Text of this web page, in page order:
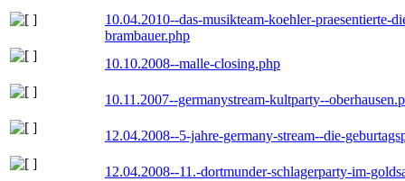
10.04.2010--das-musikteam-koehler-praesentierte-
brambauer.php
10.10.2008--malle-closing.php
10.11.2007--germanystream-kultparty--
12.04.2008--5-jahre-germany-stream--die-
12.04.2008--11.-dortmunder-schlagerparty-im-